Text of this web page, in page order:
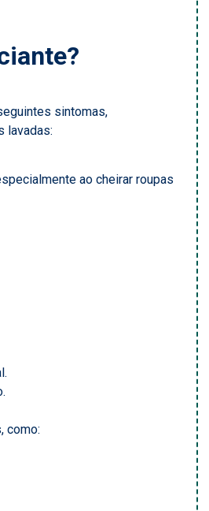
sintomas,
lavadas:
ao cheirar roupas
como: